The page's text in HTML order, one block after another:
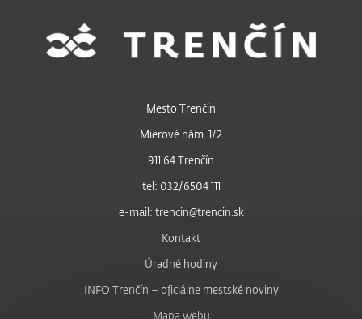
Mesto Trenčín
Mierové nám. 1/2
911 64 Trenčín
tel: 032/6504 111
e-mail: trencin@trencin.sk
Kontakt
Úradné hodiny
INFO Trenčín – oficiálne mestské noviny
Mapa webu